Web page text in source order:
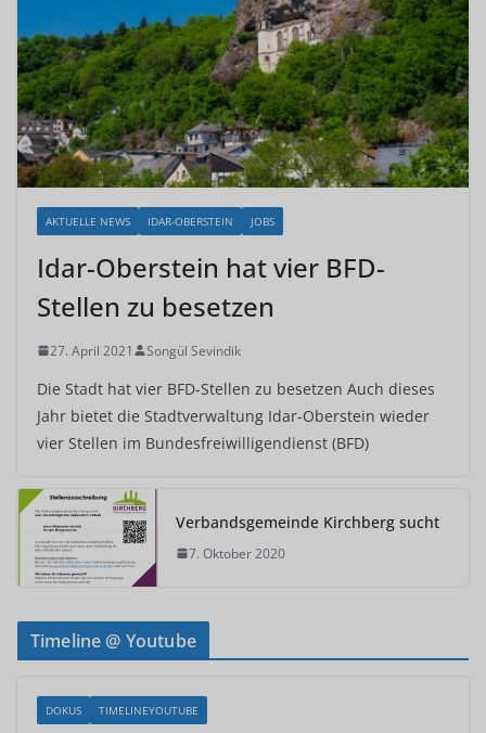
AKTUELLE NEWS IDAR-OBERSTEIN JOBS
Idar-Oberstein hat vier BFD-
Stellen zu besetzen
27. April 2021 Songül Sevindik
Die Stadt hat vier BFD-Stellen zu besetzen Auch dieses
Jahr bietet die Stadtverwaltung Idar-Oberstein wieder
vier Stellen im Bundesfreiwilligendienst (BFD)
Verbandsgemeinde Kirchberg sucht
7. Oktober 2020
Timeline @ Youtube
DOKUS TIMELINEYOUTUBE